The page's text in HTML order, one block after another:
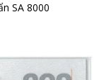
SA 8000